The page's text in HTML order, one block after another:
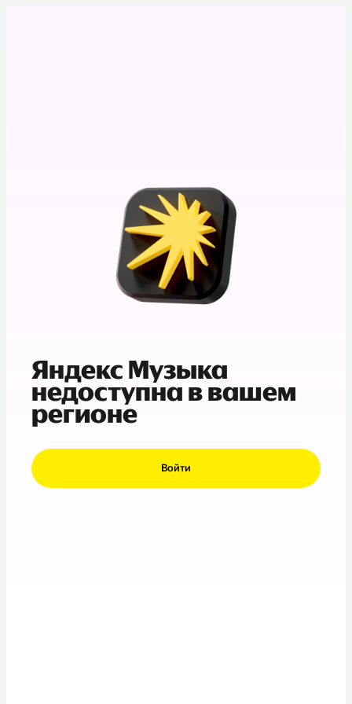
Яндекс Музыка
недоступна в вашем
регионе
Войти